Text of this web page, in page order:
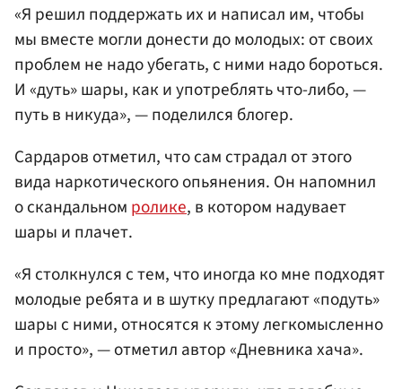
«Я решил поддержать их и написал им, чтобы
мы вместе могли донести до молодых: от своих
проблем не надо убегать, с ними надо бороться.
И «дуть» шары, как и употреблять что-либо, —
путь в никуда», — поделился блогер.
Сардаров отметил, что сам страдал от этого
вида наркотического опьянения. Он напомнил
о скандальном ролике, в котором надувает
шары и плачет.
«Я столкнулся с тем, что иногда ко мне подходят
молодые ребята и в шутку предлагают «подуть»
шары с ними, относятся к этому легкомысленно
и просто», — отметил автор «Дневника хача».